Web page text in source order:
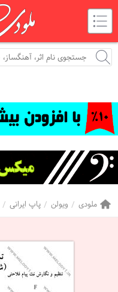
ملودی ویولن پاپ ایرانی